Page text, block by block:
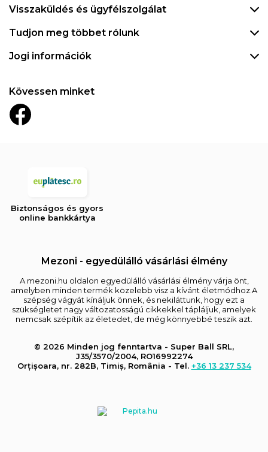
Visszaküldés és ügyfélszolgálat
Tudjon meg többet rólunk
Jogi információk
Kövessen minket
Biztonságos és gyors
online bankkártya
Mezoni - egyedülálló vásárlási élmény
A mezoni.hu oldalon egyedülálló vásárlási élmény várja önt,
amelyben minden termék közelebb visz a kívánt életmódhoz.A
szépség vágyát kínáljuk önnek, és nekiláttunk, hogy ezt a
szükségletet nagy változatosságú cikkekkel tápláljuk, amelyek
nemcsak szépítik az életedet, de még könnyebbé teszik azt.
© 2026 Minden jog fenntartva - Super Ball SRL,
J35/3570/2004, RO16992274
Orțișoara, nr. 282B, Timiș, România - Tel. +36 13 237 534